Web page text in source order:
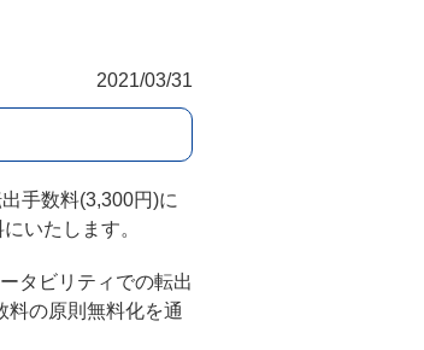
2021/03/31
手数料(3,300円)に
いたします。
タビリティでの転出
料の原則無料化を通